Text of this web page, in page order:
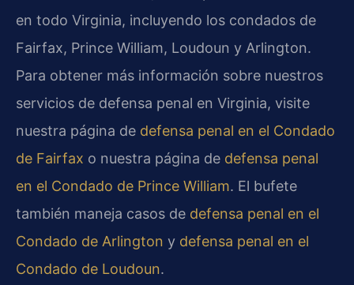
en todo Virginia, incluyendo los condados de
Fairfax, Prince William, Loudoun y Arlington.
Para obtener más información sobre nuestros
servicios de defensa penal en Virginia, visite
nuestra página de defensa penal en el Condado
de Fairfax o nuestra página de defensa penal
en el Condado de Prince William. El bufete
también maneja casos de defensa penal en el
Condado de Arlington y defensa penal en el
Condado de Loudoun.